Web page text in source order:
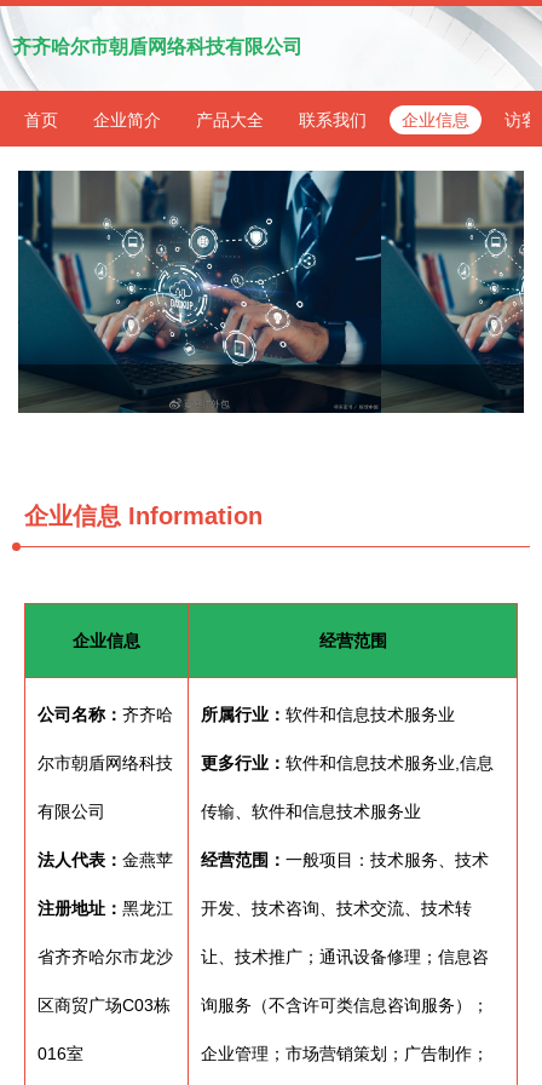
齐齐哈尔市朝盾网络科技有限公司
首页 企业简介 产品大全 联系我们 企业信息 访客
企业信息 Information
企业信息 经营范围
公司名称： 齐齐哈
尔市朝盾网络科技
有限公司
法人代表： 金燕苹
注册地址： 黑龙江
省齐齐哈尔市龙沙
区商贸广场C03栋
016室
所属行业： 软件和信息技术服务业
更多行业： 软件和信息技术服务业,信息
传输、软件和信息技术服务业
经营范围： 一般项目：技术服务、技术
开发、技术咨询、技术交流、技术转
让、技术推广；通讯设备修理；信息咨
询服务（不含许可类信息咨询服务）；
企业管理；市场营销策划；广告制作；